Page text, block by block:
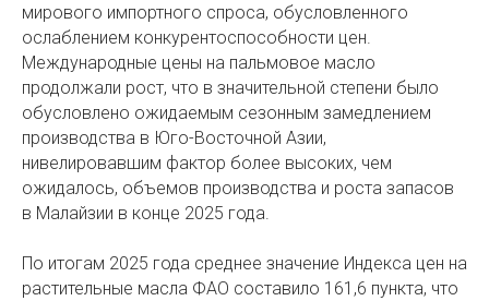
мирового импортного спроса, обусловленного
ослаблением конкурентоспособности цен.
Международные цены на пальмовое масло
продолжали рост, что в значительной степени было
обусловлено ожидаемым сезонным замедлением
производства в Юго-Восточной Азии,
нивелировавшим фактор более высоких, чем
ожидалось, объемов производства и роста запасов
в Малайзии в конце 2025 года.
По итогам 2025 года среднее значение Индекса цен на
растительные масла ФАО составило 161,6 пункта, что